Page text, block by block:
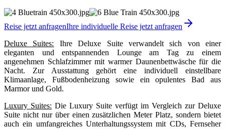
Reise jetzt anfragenIhre individuelle Reise jetzt anfragen
Deluxe Suites: Ihre Deluxe Suite verwandelt sich von einer
eleganten und entspannenden Lounge am Tag zu einem
angenehmen Schlafzimmer mit warmer Daunenbettwäsche für die
Nacht. Zur Ausstattung gehört eine individuell einstellbare
Klimaanlage, Fußbodenheizung sowie ein opulentes Bad aus
Marmor und Gold.
Luxury Suites: Die Luxury Suite verfügt im Vergleich zur Deluxe
Suite nicht nur über einen zusätzlichen Meter Platz, sondern bietet
auch ein umfangreiches Unterhaltungssystem mit CDs, Fernseher